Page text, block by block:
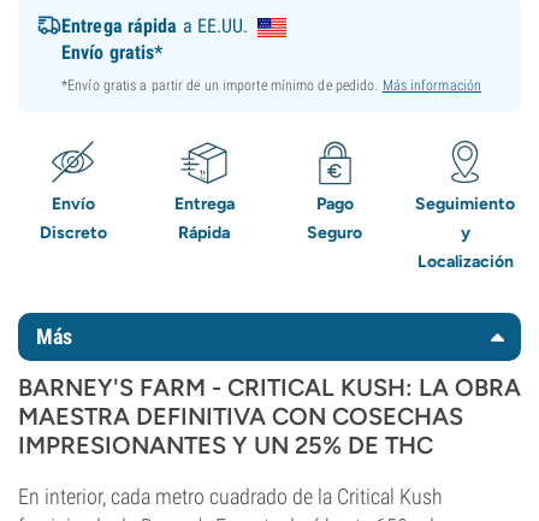
Entrega rápida a EE.UU.
Envío gratis*
*Envío gratis a partir de un importe mínimo de pedido. Más información
Envío
Discreto
Entrega
Rápida
Pago
Seguro
Seguimiento
y
Localización
Más
BARNEY'S FARM - CRITICAL KUSH: LA OBRA
MAESTRA DEFINITIVA CON COSECHAS
IMPRESIONANTES Y UN 25% DE THC
En interior, cada metro cuadrado de la Critical Kush